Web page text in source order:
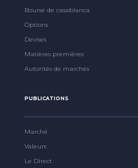
Bourse de casablanca
Options
Devises
Matières premières
Autorités de marchés
PUBLICATIONS
Marché
Valeurs
Le Direct